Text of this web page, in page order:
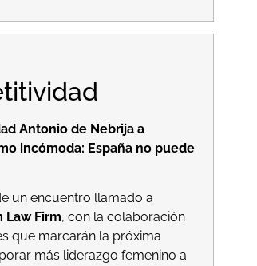
Antonio de Nebrija a
incómoda: España no puede
un encuentro llamado a
Law Firm, con la colaboración
que marcarán la próxima
más liderazgo femenino a